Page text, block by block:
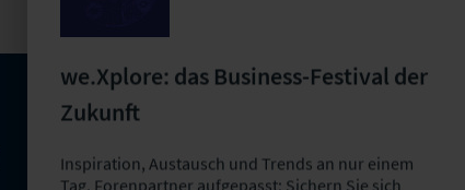
we.Xplore: das Business-Festival der
Zukunft
Inspiration, Austausch und Trends an nur einem
Tag. Forenpartner aufgepasst: Sichern Sie sich